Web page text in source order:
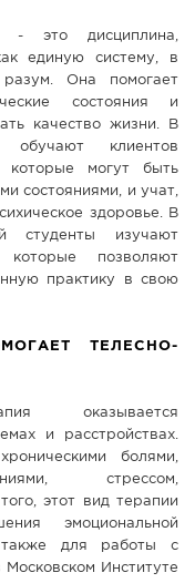
- это дисциплина,
единую систему, в
Она помогает
состояния и
качество жизни. В
обучают клиентов
которые могут быть
состояниями, и учат,
здоровье. В
студенты изучают
позволяют
практику в свою
ТЕЛЕСНО-
оказывается
и расстройствах.
болями,
стрессом,
этот вид терапии
эмоциональной
также для работы с
Институте